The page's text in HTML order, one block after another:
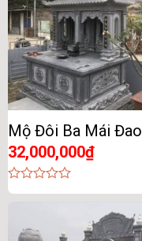
Mộ Đôi Ba Mái Đao
32,000,000₫
0